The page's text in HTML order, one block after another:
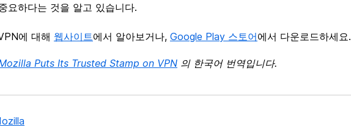
요하다는 것을 알고 있습니다.
에 대해 웹사이트에서 알아보거나, Google Play 스토어에서 다운로드하세요.
Puts Its Trusted Stamp on VPN 의 한국어 번역입니다.